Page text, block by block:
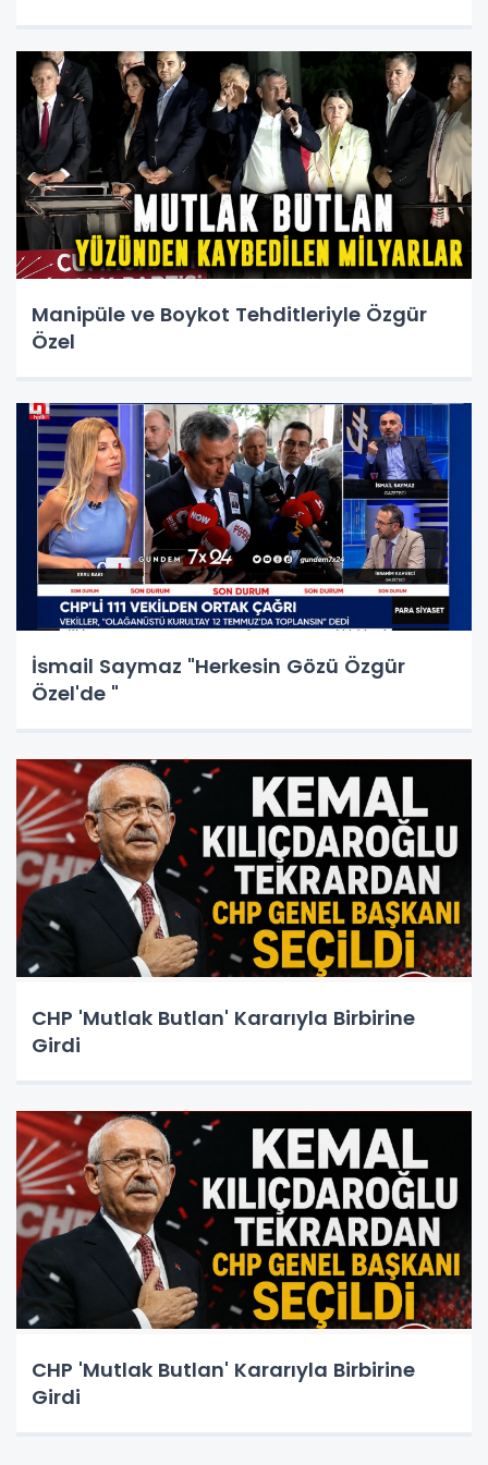
Manipüle ve Boykot Tehditleriyle Özgür
Özel
İsmail Saymaz "Herkesin Gözü Özgür
Özel'de "
CHP 'Mutlak Butlan' Kararıyla Birbirine
Girdi
CHP 'Mutlak Butlan' Kararıyla Birbirine
Girdi